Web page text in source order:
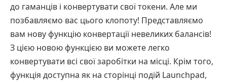
до гаманців і конвертувати свої токени. Але ми
позбавляємо вас цього клопоту! Представляємо
вам нову функцію конвертації невеликих балансів!
З цією новою функцією ви можете легко
конвертувати всі свої заробітки на місці. Крім того,
функція доступна як на сторінці подій Launchpad,